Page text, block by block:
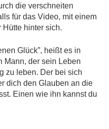
die verschneiten
für das Video, mit einem
Hütte hinter sich.
Glück”, heißt es in
Mann, der sein Leben
zu leben. Der bei sich
dich den Glauben an die
Einen wie ihn kannst du